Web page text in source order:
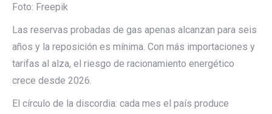
Foto: Freepik
Las reservas probadas de gas apenas alcanzan para seis
años y la reposición es mínima. Con más importaciones y
tarifas al alza, el riesgo de racionamiento energético
crece desde 2026.
El círculo de la discordia: cada mes el país produce